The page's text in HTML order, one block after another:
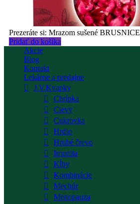
Prezeráte si: Mrazom sušené BRUSNICE
Pridať do košíka
Akcie
Blog
Kontakt
Lekárne a predajne
J.V.Kvapky
Chrípka
Cievy
Cukrovka
Hrdlo
Hrubé črevo
Imunita
Kĺby
Kombinácie
Mechúr
Menopauza